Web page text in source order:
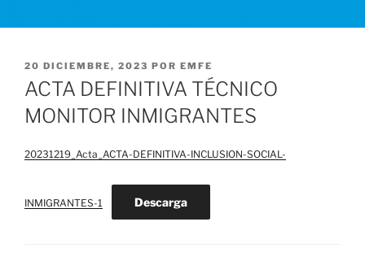
PUBLICADO
EL
20 DICIEMBRE, 2023 POR EMFE
ACTA DEFINITIVA TÉCNICO
MONITOR INMIGRANTES
20231219_Acta_ACTA-DEFINITIVA-INCLUSION-SOCIAL-
INMIGRANTES-1 Descarga